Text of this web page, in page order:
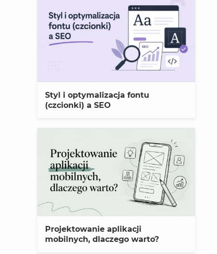
Styl i optymalizacja fontu
(czcionki) a SEO
Projektowanie aplikacji
mobilnych, dlaczego warto?